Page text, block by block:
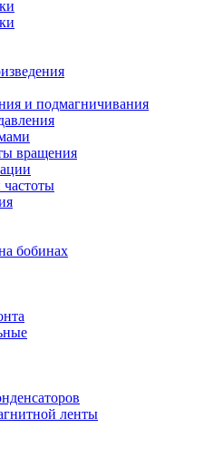
и подмагничивания
вращения
частоты
бобинах
ленты